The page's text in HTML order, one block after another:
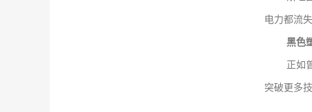
电力都流
黑色
正如曾
突破更多